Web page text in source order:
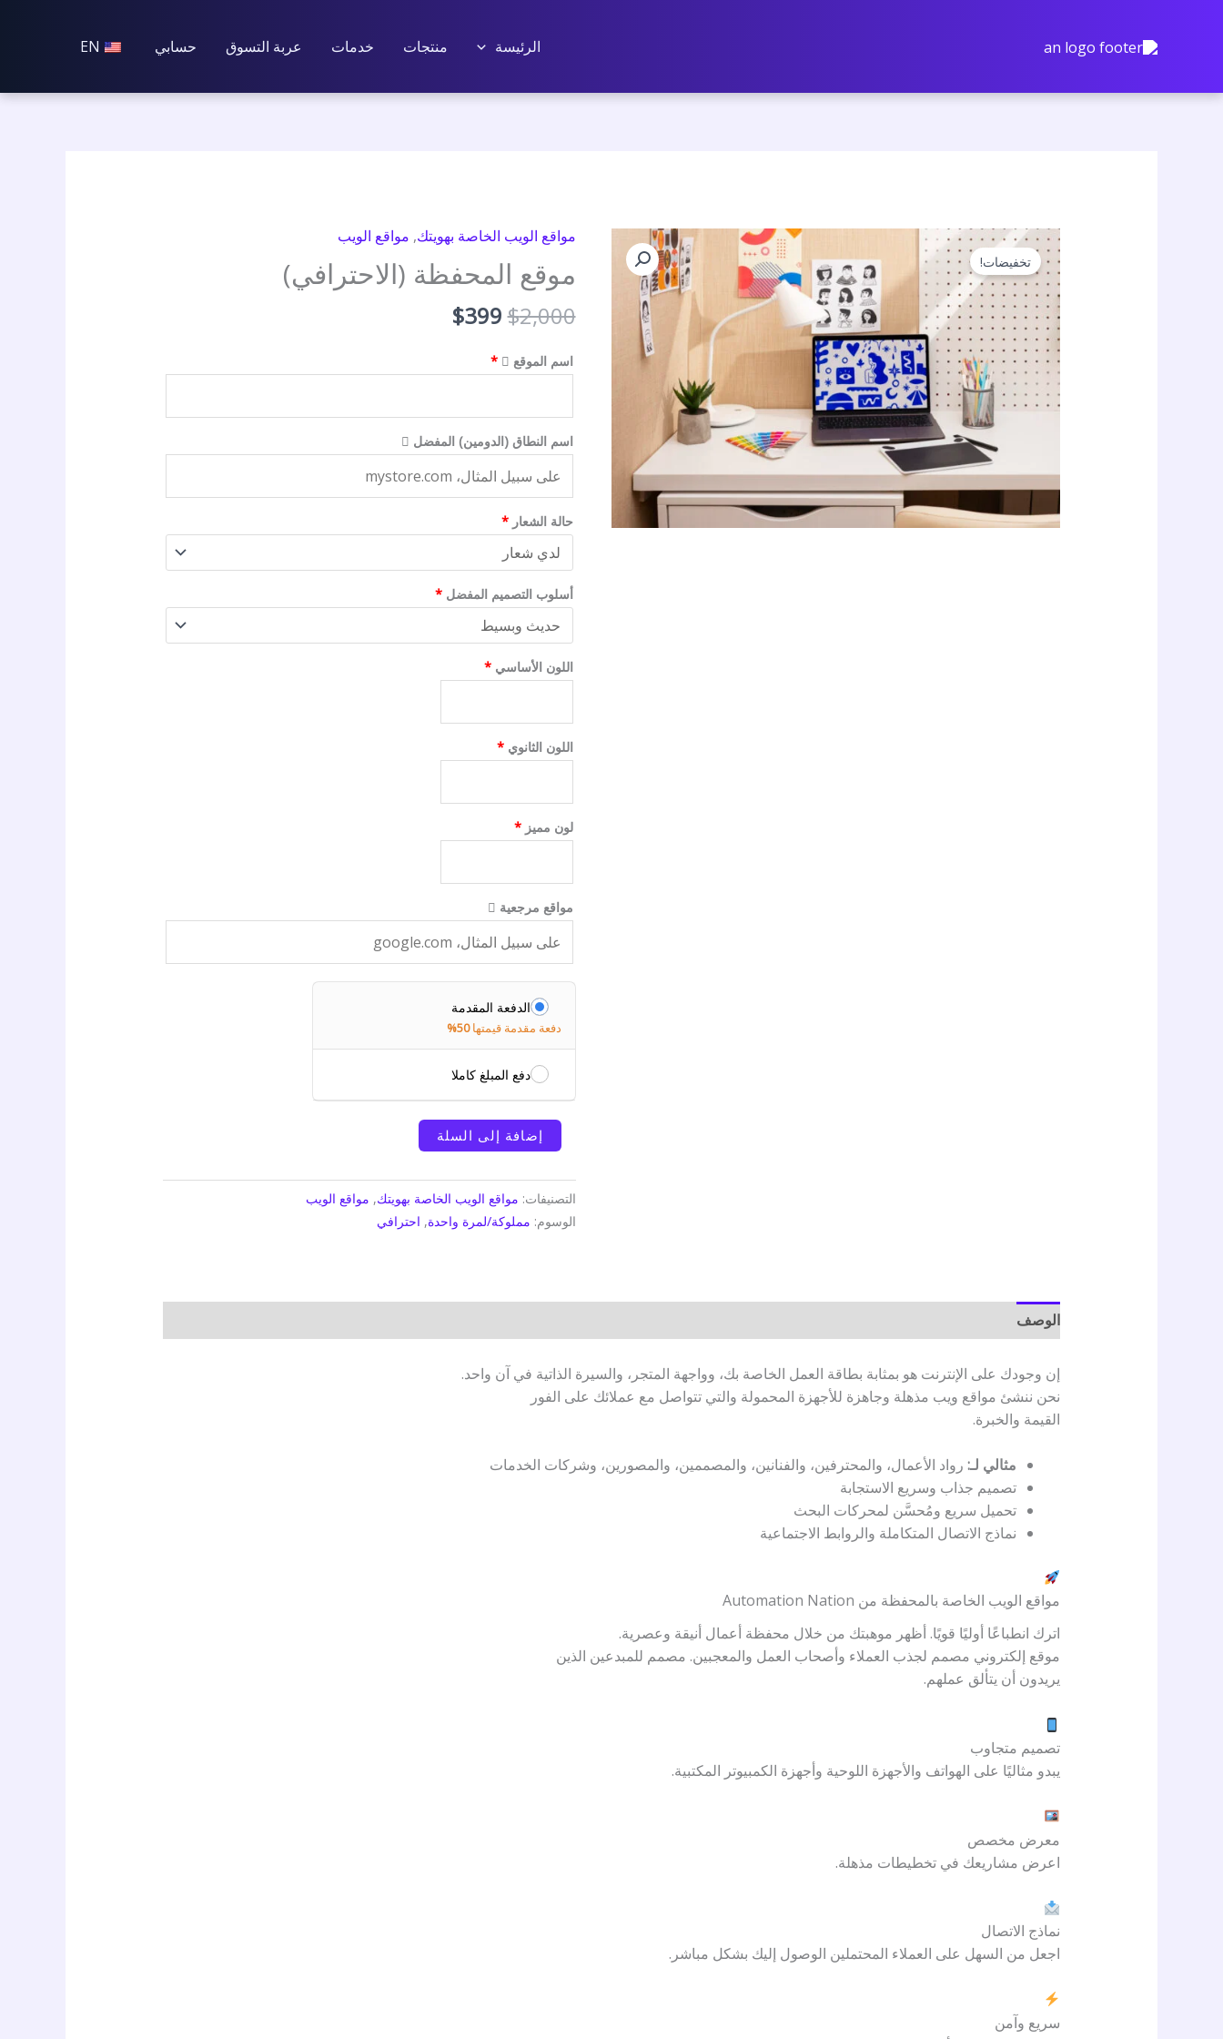
الرئيسة منتجات خدمات عربة التسوق حسابي EN
تخفيضات!
مواقع الويب الخاصة بهويتك, مواقع الويب
موقع المحفظة (الاحترافي)
$2,000 السعر
هو:
$2,000.
$399
$399.
اسم الموقع *
اسم النطاق (الدومين) المفضل
حالة الشعار*
أسلوب التصميم المفضل*
اللون الأساسي*
اللون الثانوي*
لون مميز*
مواقع مرجعية
الدفعة المقدمة
دفعة مقدمة قيمتها50%
دفع المبلغ كاملا
كمية
Portfolio
Website
(Professional)
إضافة إلى السلة
التصنيفات: مواقع الويب الخاصة بهويتك, مواقع الويب
الوسوم: مملوكة/لمرة واحدة, احترافي
الوصف
إن وجودك على الإنترنت هو بمثابة بطاقة العمل الخاصة بك، وواجهة المتجر، والسيرة الذاتية في آن واحد.
نحن ننشئ مواقع ويب مذهلة وجاهزة للأجهزة المحمولة والتي تتواصل مع عملائك على الفور
القيمة والخبرة.
مثالي لـ:رواد الأعمال، والمحترفين، والفنانين، والمصممين، والمصورين، وشركات الخدمات
تصميم جذاب وسريع الاستجابة
تحميل سريع ومُحسَّن لمحركات البحث
نماذج الاتصال المتكاملة والروابط الاجتماعية
مواقع الويب الخاصة بالمحفظة من Automation Nation
اترك انطباعًا أوليًا قويًا. أظهر موهبتك من خلال محفظة أعمال أنيقة وعصرية.
موقع إلكتروني مصمم لجذب العملاء وأصحاب العمل والمعجبين. مصمم للمبدعين الذين
يريدون أن يتألق عملهم.
تصميم متجاوب
يبدو مثاليًا على الهواتف والأجهزة اللوحية وأجهزة الكمبيوتر المكتبية.
معرض مخصص
اعرض مشاريعك في تخطيطات مذهلة.
نماذج الاتصال
اجعل من السهل على العملاء المحتملين الوصول إليك بشكل مباشر.
سريع وآمن